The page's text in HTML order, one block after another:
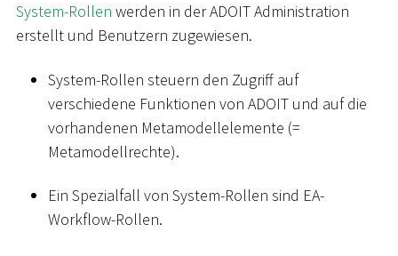
System-Rollen werden in der ADOIT Administration
erstellt und Benutzern zugewiesen.
System-Rollen steuern den Zugriff auf
verschiedene Funktionen von ADOIT und auf die
vorhandenen Metamodellelemente (=
Metamodellrechte).
Ein Spezialfall von System-Rollen sind EA-
Workflow-Rollen.